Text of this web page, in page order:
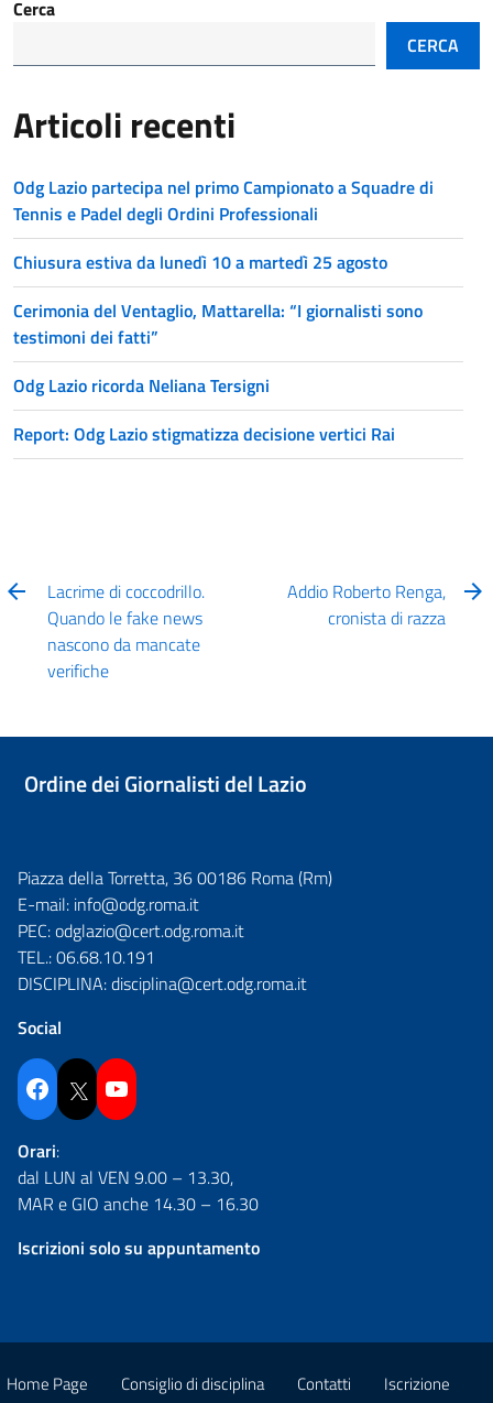
Cerca
CERCA
Articoli recenti
Odg Lazio partecipa nel primo Campionato a Squadre di
Tennis e Padel degli Ordini Professionali
Chiusura estiva da lunedì 10 a martedì 25 agosto
Cerimonia del Ventaglio, Mattarella: “I giornalisti sono
testimoni dei fatti”
Odg Lazio ricorda Neliana Tersigni
Report: Odg Lazio stigmatizza decisione vertici Rai
Lacrime di coccodrillo.
Quando le fake news
nascono da mancate
verifiche
Addio Roberto Renga,
cronista di razza
Ordine dei Giornalisti del Lazio
Piazza della Torretta, 36 00186 Roma (Rm)
E-mail: info@odg.roma.it
PEC:odglazio@cert.odg.roma.it
TEL.:06.68.10.191
DISCIPLINA:disciplina@cert.odg.roma.it
Social
Facebook Twitter YouTube
Orari:
dal LUN al VEN 9.00 – 13.30,
MAR e GIO anche 14.30 – 16.30
Iscrizioni solo su appuntamento
Home Page Consiglio di disciplina Contatti Iscrizione